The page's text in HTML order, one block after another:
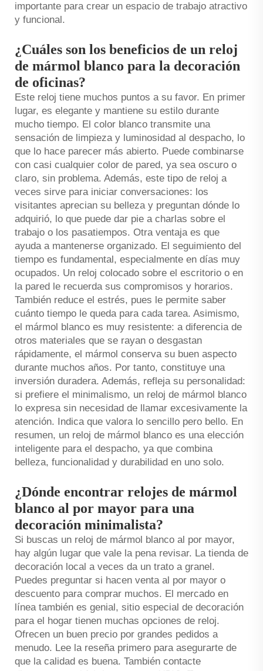
importante para crear un espacio de trabajo atractivo
y funcional.
¿Cuáles son los beneficios de un reloj
de mármol blanco para la decoración
de oficinas?
Este reloj tiene muchos puntos a su favor. En primer
lugar, es elegante y mantiene su estilo durante
mucho tiempo. El color blanco transmite una
sensación de limpieza y luminosidad al despacho, lo
que lo hace parecer más abierto. Puede combinarse
con casi cualquier color de pared, ya sea oscuro o
claro, sin problema. Además, este tipo de reloj a
veces sirve para iniciar conversaciones: los
visitantes aprecian su belleza y preguntan dónde lo
adquirió, lo que puede dar pie a charlas sobre el
trabajo o los pasatiempos. Otra ventaja es que
ayuda a mantenerse organizado. El seguimiento del
tiempo es fundamental, especialmente en días muy
ocupados. Un reloj colocado sobre el escritorio o en
la pared le recuerda sus compromisos y horarios.
También reduce el estrés, pues le permite saber
cuánto tiempo le queda para cada tarea. Asimismo,
el mármol blanco es muy resistente: a diferencia de
otros materiales que se rayan o desgastan
rápidamente, el mármol conserva su buen aspecto
durante muchos años. Por tanto, constituye una
inversión duradera. Además, refleja su personalidad:
si prefiere el minimalismo, un reloj de mármol blanco
lo expresa sin necesidad de llamar excesivamente la
atención. Indica que valora lo sencillo pero bello. En
resumen, un reloj de mármol blanco es una elección
inteligente para el despacho, ya que combina
belleza, funcionalidad y durabilidad en uno solo.
¿Dónde encontrar relojes de mármol
blanco al por mayor para una
decoración minimalista?
Si buscas un reloj de mármol blanco al por mayor,
hay algún lugar que vale la pena revisar. La tienda de
decoración local a veces da un trato a granel.
Puedes preguntar si hacen venta al por mayor o
descuento para comprar muchos. El mercado en
línea también es genial, sitio especial de decoración
para el hogar tienen muchas opciones de reloj.
Ofrecen un buen precio por grandes pedidos a
menudo. Lee la reseña primero para asegurarte de
que la calidad es buena. También contacte